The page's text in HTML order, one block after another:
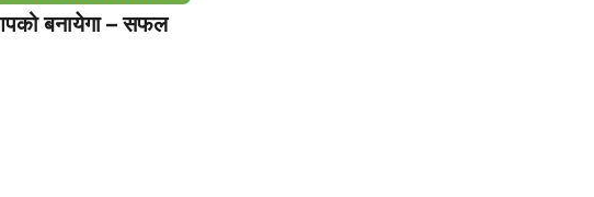
बनायेगा – सफल